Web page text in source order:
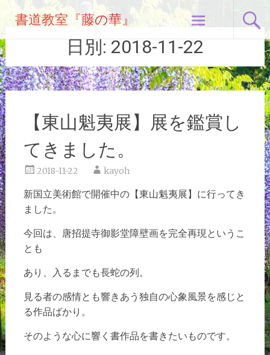
テ
ン
ツ
へ
ス
キ
ッ
プ
書道教室『藤の華』
日別: 2018-11-22
【東山魁夷展】展を鑑賞し
てきました。
2018-11-22 kayoh
新国立美術館で開催中の【東山魁夷展】に行ってき
ました。
今回は、唐招提寺御影堂障壁画を完全再現というこ
とも
あり、入るまでも長蛇の列。
見る者の感情とも響きあう独自の心象風景を感じと
る作品ばかり。
そのような心に響く書作品を書きたいものです。